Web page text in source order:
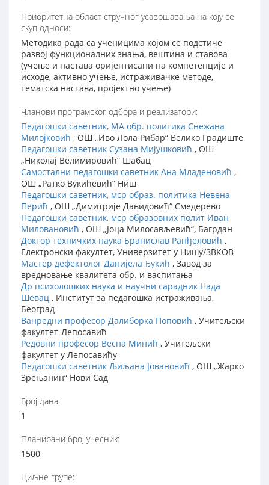
Приоритетна област стручног усавршавања на коју се
скуп односи:
Методика рада са ученицима којом се подстиче
развој функционалних знања, вештина и ставова
(учење и настава оријентисани на компетенције и
исходе, активно учење, истраживачке методе,
тематска настава, пројектно учење)
Чланови програмског одбора и реализатори:
Педагошки саветник, МА обр. политика Снежана
Милојковић , ОШ „Иво Лола Рибар“ Велико Градиште
Педагошки саветник Сузана Мијушковић , ОШ
„Николај Велимировић“ Шабац
Самостални педагошки саветник Ана Младеновић ,
ОШ „Ратко Вукићевић“ Ниш
Педагошки саветник, мср образ. политика Невена
Перић , ОШ „Димитрије Давидовић“ Смедерево
Педагошки саветник, мср образовних полит Иван
Миловановић , ОШ „Јоца Милосављевић“, Багрдан
Доктор техничких наука Бранислав Ранђеловић ,
Електронски факултет, Универзитет у Нишу/ЗВКОВ
Мастер дефектолог Данијела Ђукић , Завод за
вредновање квалитета обр. и васпитања
Др психолошких наука и научни сарадник Нада
Шевац , Институт за педагошка истраживања,
Београд
Ванредни професор Далиборка Поповић , Учитељски
факултет-Лепосавић
Редовни професор Весна Минић , Учитељски
факултет у Лепосавићу
Педагошки саветник Љиљана Јовановић , ОШ „Жарко
Зрењанин“ Нови Сад
Број дана:
1
Планирани број учесник:
1500
Циљне групе: